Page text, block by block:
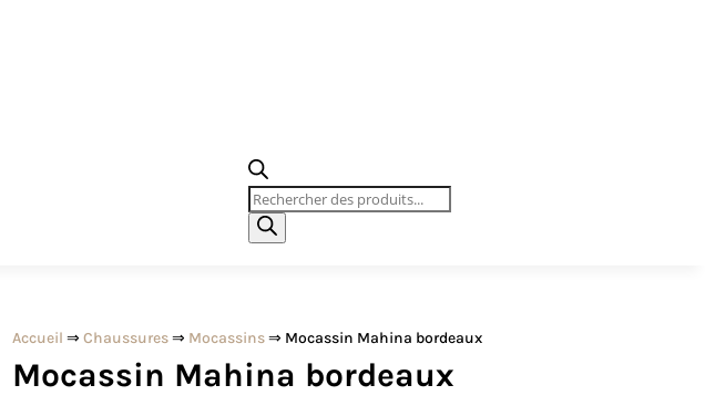
Recherche
de
produits
Accueil ⇒Chaussures⇒ Mocassins⇒ Mocassin Mahina bordeaux
Mocassin Mahina bordeaux